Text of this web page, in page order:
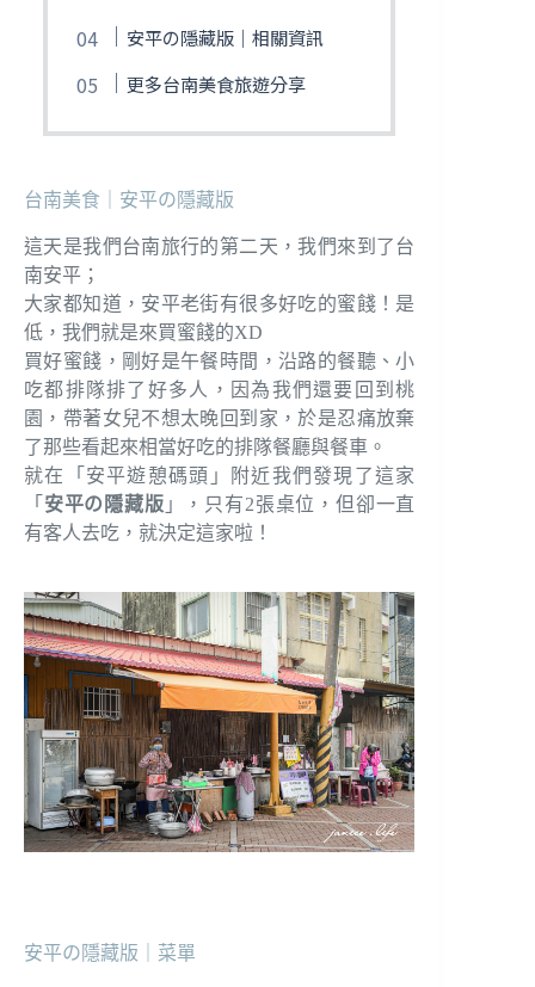
安平の隱藏版｜相關資訊
更多台南美食旅遊分享
台南美食｜安平の隱藏版
這天是我們台南旅行的第二天，我們來到了台
南安平；
大家都知道，安平老街有很多好吃的蜜餞！是
低，我們就是來買蜜餞的XD
買好蜜餞，剛好是午餐時間，沿路的餐聽、小
吃都排隊排了好多人，因為我們還要回到桃
園，帶著女兒不想太晚回到家，於是忍痛放棄
了那些看起來相當好吃的排隊餐廳與餐車。
就在「安平遊憩碼頭」附近我們發現了這家
「 安平の隱藏版 」，只有2張桌位，但卻一直
有客人去吃，就決定這家啦！
安平の隱藏版｜菜單